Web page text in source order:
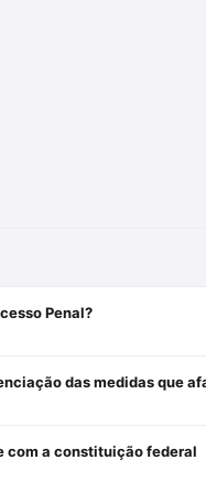
Penal?
com a constituição federal